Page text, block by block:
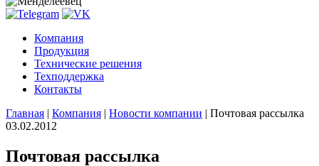
Компания
Продукция
Технические решения
Техподдержка
Контакты
Главная | Компания | Новости компании | Почтовая рассылка
03.02.2012
Почтовая рассылка